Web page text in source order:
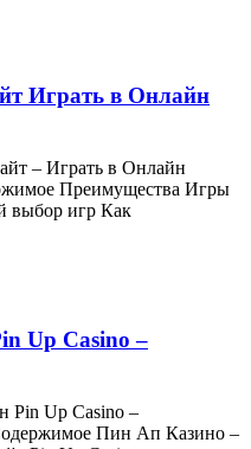
Играть в Онлайн
– Играть в Онлайн
Преимущества Игры
выбор игр Как
Up Casino –
Pin Up Casino –
Пин Ап Казино –